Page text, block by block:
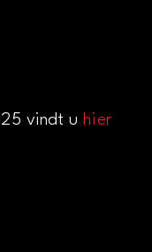
vindt u hier